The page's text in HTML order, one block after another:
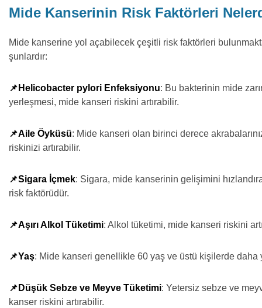
Mide Kanserinin Risk Faktörleri
Mide kanserine yol açabilecek çeşitli risk faktörleri
şunlardır:
📌Helicobacter pylori Enfeksiyonu: Bu bakterinin mide
yerleşmesi, mide kanseri riskini artırabilir.
📌Aile Öyküsü: Mide kanseri olan birinci derece
riskinizi artırabilir.
📌Sigara İçmek: Sigara, mide kanserinin gelişimini
risk faktörüdür.
📌Aşırı Alkol Tüketimi: Alkol tüketimi, mide kanseri riskini
📌Yaş: Mide kanseri genellikle 60 yaş ve üstü kişilerde daha
📌Düşük Sebze ve Meyve Tüketimi: Yetersiz sebze ve
kanser riskini artırabilir.